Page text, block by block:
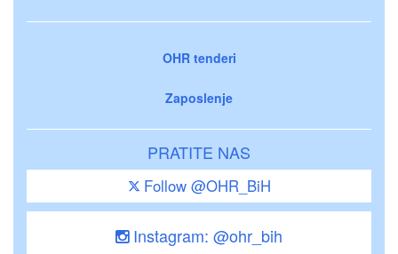
OHR tenderi
Zaposlenje
PRATITE NAS
Follow @OHR_BiH
Instagram: @ohr_bih